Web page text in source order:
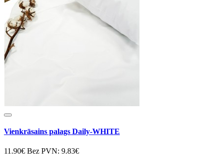
Vienkrāsains palags Daily-WHITE
11.90€ Bez PVN: 9.83€